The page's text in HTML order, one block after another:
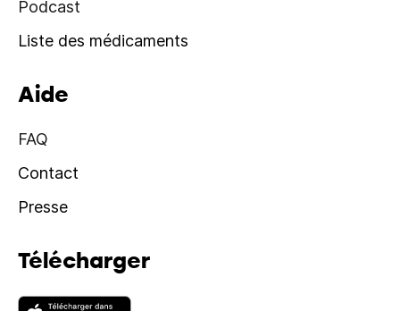
Podcast
Liste des médicaments
Aide
FAQ
Contact
Presse
Télécharger